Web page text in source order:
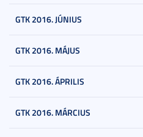
GTK 2016. JÚNIUS
GTK 2016. MÁJUS
GTK 2016. ÁPRILIS
GTK 2016. MÁRCIUS